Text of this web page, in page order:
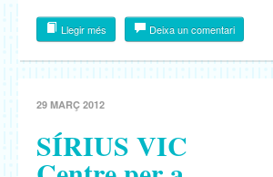
Llegir més Deixa un comentari
29 MARÇ 2012
SÍRIUS VIC